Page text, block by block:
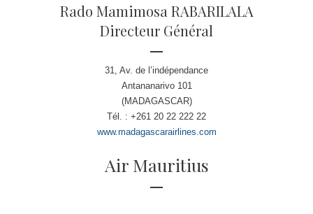
Rado Mamimosa RABARILALA
Directeur Général
31, Av. de l’indépendance
Antananarivo 101
(MADAGASCAR)
Tél. : +261 20 22 222 22
www.madagascarairlines.com
Air Mauritius